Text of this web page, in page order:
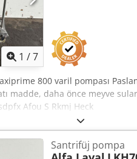
1 /7
800 varil pompası
madde, daha önce meyve
Afou S Rkmj Heck
Santrifüj pompa